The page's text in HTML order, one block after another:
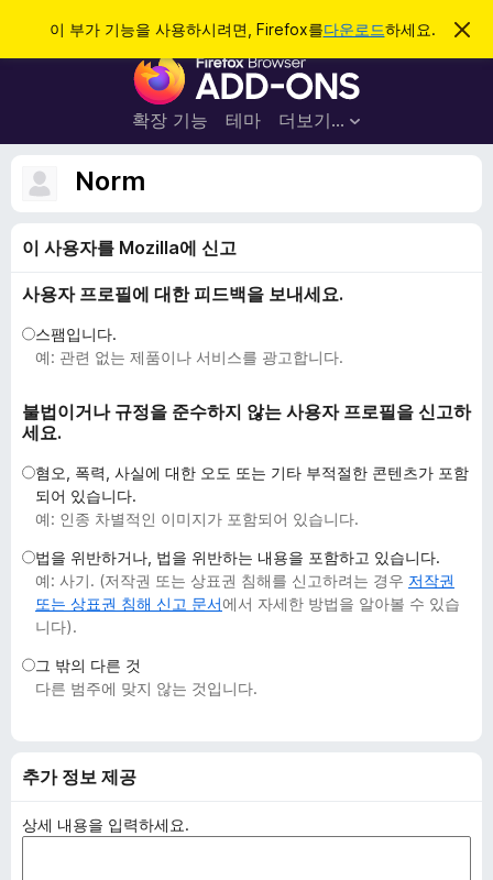
이 부가 기능을 사용하시려면, Firefox를다운로드하세요.
이
림
F
r
e
우
부
기
확장 기능 테마 더보기…
로그인
Norm
이 사용자를 Mozilla에 신고
사용자 프로필에 대한 피드백을 보내세요.
스팸입니다.
예: 관련 없는 제품이나 서비스를 광고합니다.
불법이거나 규정을 준수하지 않는 사용자 프로필을 신고하
세요.
혐오, 폭력, 사실에 대한 오도 또는 기타 부적절한 콘텐츠가 포함
되어 있습니다.
예: 인종 차별적인 이미지가 포함되어 있습니다.
법을 위반하거나, 법을 위반하는 내용을 포함하고 있습니다.
예: 사기. (저작권 또는 상표권 침해를 신고하려는 경우 저작권
또는 상표권 침해 신고 문서에서 자세한 방법을 알아볼 수 있습
니다).
그 밖의 다른 것
다른 범주에 맞지 않는 것입니다.
추가 정보 제공
상세 내용을 입력하세요.